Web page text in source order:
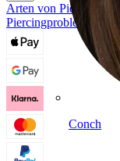
Conch
Arten von Piercings
Piercingprobleme und